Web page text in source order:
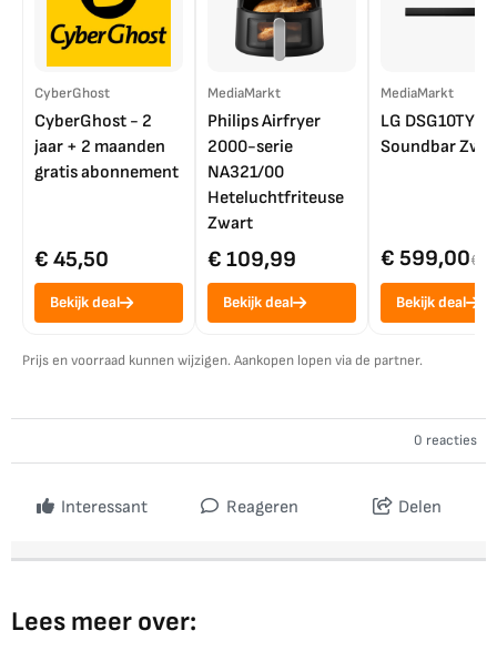
CyberGhost
CyberGhost - 2
jaar + 2 maanden
gratis abonnement
€ 45,50
Bekijk deal
MediaMarkt
Philips Airfryer
2000-serie
NA321/00
Heteluchtfriteuse
Zwart
€ 109,99
Bekijk deal
MediaMarkt
LG DSG10TY
Soundbar
€ 599,00€
Bekijk deal
Prijs en voorraad kunnen wijzigen. Aankopen lopen via de partner.
0 reacties
Interessant Reageren Delen
Lees meer over: